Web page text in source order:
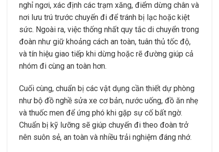
nghỉ ngơi, xác định các trạm xăng, điểm dừng chân và
nơi lưu trú trước chuyến đi để tránh bị lạc hoặc kiệt
sức. Ngoài ra, việc thống nhất quy tắc di chuyển trong
đoàn như giữ khoảng cách an toàn, tuân thủ tốc độ,
và tín hiệu giao tiếp khi dừng hoặc rẽ đường giúp cả
nhóm đi cùng an toàn hơn.
Cuối cùng, chuẩn bị các vật dụng cần thiết dự phòng
như bộ đồ nghề sửa xe cơ bản, nước uống, đồ ăn nhẹ
và thuốc men để ứng phó khi gặp sự cố bất ngờ.
Chuẩn bị kỹ lưỡng sẽ giúp chuyến đi theo đoàn trở
nên suôn sẻ, an toàn và nhiều trải nghiệm đáng nhớ.